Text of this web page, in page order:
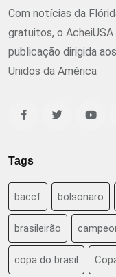
Com notícias da
gratuitos, o
publicação dirigida
Unidos da América
Tags
baccf bolsonaro
brasileirão
copa do brasil